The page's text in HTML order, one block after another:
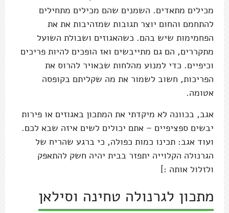
מכילים מתאדים. השמנים שהם מכילים מתחילים
להתחמם והחום יוצר תגובות שמזהיבות את את
הפחמימות שיש בהם. כשהאגוזים ושבולת השועל
מתקררים, הם גם מתייבשים ואז הופכים להיות פריכים
וכיפיים. כדי למנוע מהלחות שבאויר להרוס את
הפריכות, חשוב לשמור את מה שקליתם בקופסה
אטומה.
אגב, בכוונה לא מיקדתי את המתכון באגוזים או פירות
יבשים ספציפיים – אתם יכולים לשים איזה שבא לכם.
ועוד אגב: תכינו כמות כפולה, כי ברגע שהריח של
הגרנולה הקלוייה יתפזר בבית יהיה חשק להתאפק
ולזלול אותה :]
מתכון לגרנולה טחינה וסילאן